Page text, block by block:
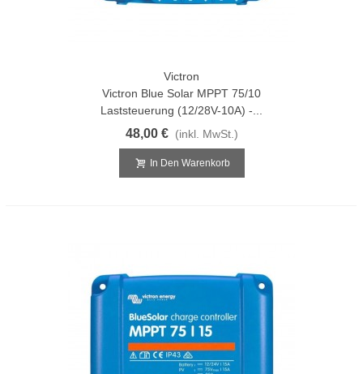
Victron
Victron Blue Solar MPPT 75/10
Laststeuerung (12/28V-10A) -...
48,00 € (inkl. MwSt.)
In Den Warenkorb